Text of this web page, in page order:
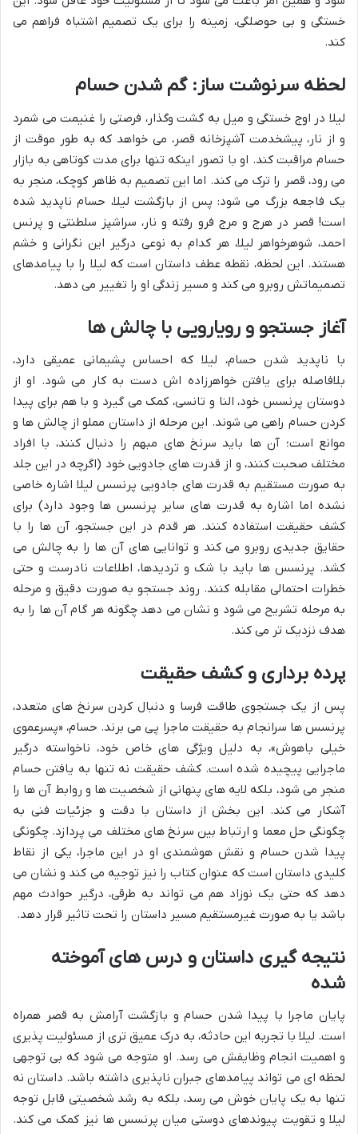
خستگی و بی حوصلگی، زمینه را برای یک تصمیم اشتباه فراهم می
کند.
لحظه سرنوشت ساز: گم شدن حسام
لیلا در اوج خستگی و میل به گشت وگذار، فرصتی را غنیمت می شمرد
و از نار، پیشخدمت آشپزخانه قصر، می خواهد که به طور موقت از
حسام مراقبت کند. او با تصور اینکه تنها برای مدت کوتاهی به بازار
می رود، قصر را ترک می کند. اما این تصمیم به ظاهر کوچک، منجر به
یک فاجعه بزرگ می شود: پس از بازگشت لیلا، حسام ناپدید شده
است! قصر در هرج و مرج فرو رفته و نار، سراشپز سلطنتی و پرنس
احمد، شوهرخواهر لیلا، هر کدام به نوعی درگیر این نگرانی و خشم
هستند. این لحظه، نقطه عطف داستان است که لیلا را با پیامدهای
تصمیماتش روبرو می کند و مسیر زندگی او را تغییر می دهد.
آغاز جستجو و رویارویی با چالش ها
با ناپدید شدن حسام، لیلا که احساس پشیمانی عمیقی دارد،
بلافاصله برای یافتن خواهرزاده اش دست به کار می شود. او از
دوستان پرنسس خود، النا و تانسی، کمک می گیرد و با هم برای پیدا
کردن حسام راهی می شوند. این مرحله از داستان مملو از چالش ها و
موانع است؛ آن ها باید سرنخ های مبهم را دنبال کنند، با افراد
مختلف صحبت کنند، و از قدرت های جادویی خود (اگرچه در این جلد
به صورت مستقیم به قدرت های جادویی پرنسس لیلا اشاره خاصی
نشده اما اشاره به قدرت های سایر پرنسس ها وجود دارد) برای
کشف حقیقت استفاده کنند. هر قدم در این جستجو، آن ها را با
حقایق جدیدی روبرو می کند و توانایی های آن ها را به چالش می
کشد. پرنسس ها باید با شک و تردیدها، اطلاعات نادرست و حتی
خطرات احتمالی مقابله کنند. روند جستجو به صورت دقیق و مرحله
به مرحله تشریح می شود و نشان می دهد چگونه هر گام آن ها را به
هدف نزدیک تر می کند.
پرده برداری و کشف حقیقت
پس از یک جستجوی طاقت فرسا و دنبال کردن سرنخ های متعدد،
پرنسس ها سرانجام به حقیقت ماجرا پی می برند. حسام، «پسرعموی
خیلی باهوش»، به دلیل ویژگی های خاص خود، ناخواسته درگیر
ماجرایی پیچیده شده است. کشف حقیقت نه تنها به یافتن حسام
منجر می شود، بلکه لایه های پنهانی از شخصیت ها و روابط آن ها را
آشکار می کند. این بخش از داستان با دقت و جزئیات فنی به
چگونگی حل معما و ارتباط بین سرنخ های مختلف می پردازد. چگونگی
پیدا شدن حسام و نقش هوشمندی او در این ماجرا، یکی از نقاط
کلیدی داستان است که عنوان کتاب را نیز توجیه می کند و نشان می
دهد که حتی یک نوزاد هم می تواند به طرقی، درگیر حوادث مهم
باشد یا به صورت غیرمستقیم مسیر داستان را تحت تاثیر قرار دهد.
نتیجه گیری داستان و درس های آموخته
شده
پایان ماجرا با پیدا شدن حسام و بازگشت آرامش به قصر همراه
است. لیلا با تجربه این حادثه، به درک عمیق تری از مسئولیت پذیری
و اهمیت انجام وظایفش می رسد. او متوجه می شود که بی توجهی
لحظه ای می تواند پیامدهای جبران ناپذیری داشته باشد. داستان نه
تنها به یک پایان خوش می رسد، بلکه به رشد شخصیتی قابل توجه
لیلا و تقویت پیوندهای دوستی میان پرنسس ها نیز کمک می کند.